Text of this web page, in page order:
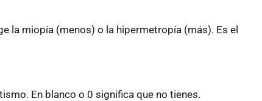
la miopía (menos) o la hipermetropía (más). Es el
En blanco o 0 significa que no tienes.